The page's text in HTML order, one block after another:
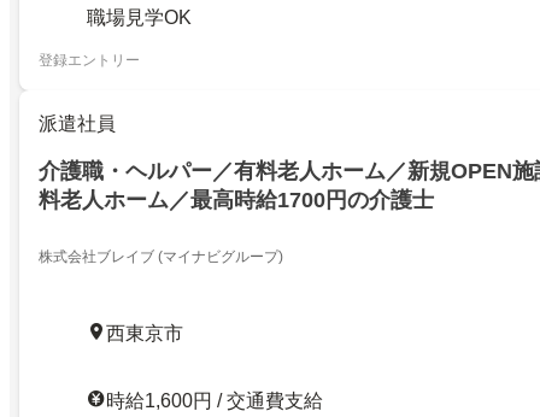
職場見学OK
登録エントリー
派遣社員
介護職・ヘルパー／有料老人ホーム／新規OPEN
料老人ホーム／最高時給1700円の介護士
株式会社ブレイブ (マイナビグループ)
西東京市
時給1,600円 / 交通費支給